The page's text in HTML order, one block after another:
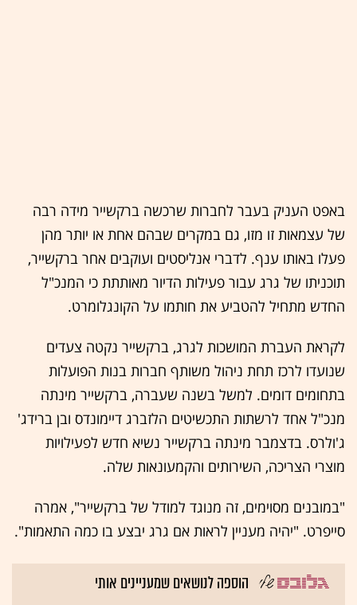
באפט העניק בעבר לחברות שרכשה ברקשייר מידה רבה
של עצמאות זו מזו, גם במקרים שבהם אחת או יותר מהן
פעלו באותו ענף. לדברי אנליסטים ועוקבים אחר ברקשייר,
תוכניתו של גרג עבור פעילות הדיור מאותתת כי המנכ"ל
החדש מתחיל להטביע את חותמו על הקונגלומרט.
לקראת העברת המושכות לגרג, ברקשייר נקטה צעדים
שנועדו לרכז תחת ניהול משותף חברות בנות הפועלות
בתחומים דומים. למשל בשנה שעברה, ברקשייר מינתה
מנכ"ל אחד לרשתות התכשיטים הלזברג דיימונדס ובן ברידג'
ג'ולרס. בדצמבר מינתה ברקשייר נשיא חדש לפעילויות
מוצרי הצריכה, השירותים והקמעונאות שלה.
"במובנים מסוימים, זה מנוגד למודל של ברקשייר", אמרה
סייפרט. "יהיה מעניין לראות אם גרג יבצע בו כמה התאמות".
הוספה לנושאים שמעניינים אותי